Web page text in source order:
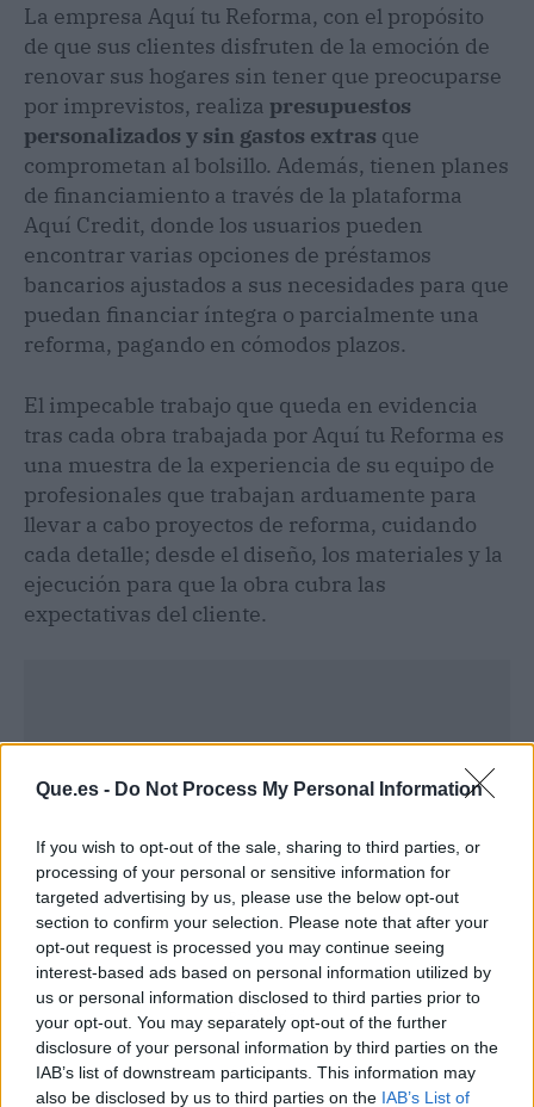
Que.es - Do Not Process My Personal Information
If you wish to opt-out of the sale, sharing to third parties, or
processing of your personal or sensitive information for
targeted advertising by us, please use the below opt-out
section to confirm your selection. Please note that after your
opt-out request is processed you may continue seeing
interest-based ads based on personal information utilized by
us or personal information disclosed to third parties prior to
your opt-out. You may separately opt-out of the further
disclosure of your personal information by third parties on the
IAB’s list of downstream participants. This information may
also be disclosed by us to third parties on the IAB’s List of
La empresa Aquí tu Reforma, con el propósito
de que sus clientes disfruten de la emoción de
renovar sus hogares sin tener que preocuparse
por imprevistos, realiza presupuestos
personalizados y sin gastos extras que
comprometan al bolsillo. Además, tienen planes
de financiamiento a través de la plataforma
Aquí Credit, donde los usuarios pueden
encontrar varias opciones de préstamos
bancarios ajustados a sus necesidades para que
puedan financiar íntegra o parcialmente una
reforma, pagando en cómodos plazos.
El impecable trabajo que queda en evidencia
tras cada obra trabajada por Aquí tu Reforma es
una muestra de la experiencia de su equipo de
profesionales que trabajan arduamente para
llevar a cabo proyectos de reforma, cuidando
cada detalle; desde el diseño, los materiales y la
ejecución para que la obra cubra las
expectativas del cliente.
Publicidad